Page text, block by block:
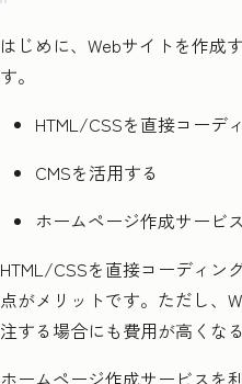
はじめに、Webサイトを作成
す。
HTML/CSSを直接コーデ
CMSを活用する
ホームページ作成サービ
HTML/CSSを直接コーディン
点がメリットです。ただし、
注する場合にも費用が高くな
ホームページ作成サービスを